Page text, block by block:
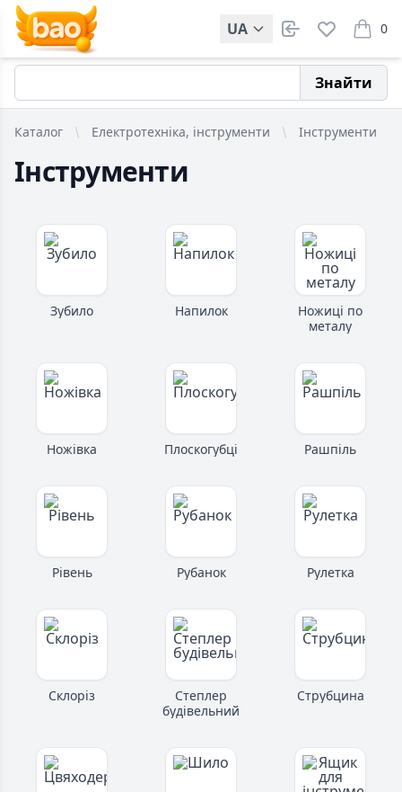
UA 0
items
Знайти
Каталог Електротехніка, інструменти Інструменти
Інструменти
Зубило Напилок
Ножиці по
металу
Ножівка Плоскогубці Рашпіль
Рівень Рубанок Рулетка
Склоріз
Степлер
будівельний
Струбцина